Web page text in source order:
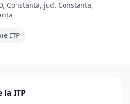
Constanta, jud. Constanta,
ITP
la ITP